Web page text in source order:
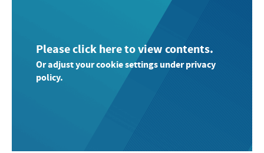
Please click here to view contents.
Or adjust your cookie settings under privacy
policy.